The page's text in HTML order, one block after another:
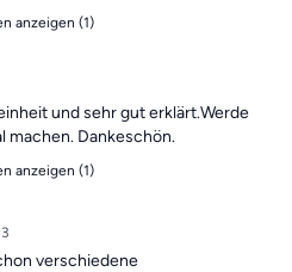
anzeigen (1)
und sehr gut erklärt.Werde
machen. Dankeschön.
anzeigen (1)
verschiedene